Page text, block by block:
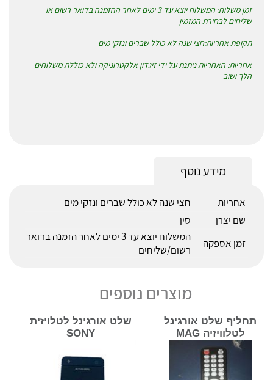
זמן משלוח: המשלוח יוצא עד 3 ימים לאחר ההזמנה בדואר רשום או
שליחים לבחירת המזמין
תקופת אחריות:חצי שנה לא כולל שברים ונזקי מים
אחריות: האחריות ניתנת על ידי זיגדון אלקטרוניקה ולא כוללת משלוחים
הלך ושוב
מידע נוסף
אחריות
חצי שנה לא כולל שברים ונזקי מים
שם יצרן
סין
זמן אספקה
המשלוח יוצא עד 3 ימים לאחר הזמנה בדואר
רשום/שליחים
מוצרים נוספים
תחליף שלט אורגינל
לטלוויזיה MAG
שלט אורגינל לטלויזית
SONY